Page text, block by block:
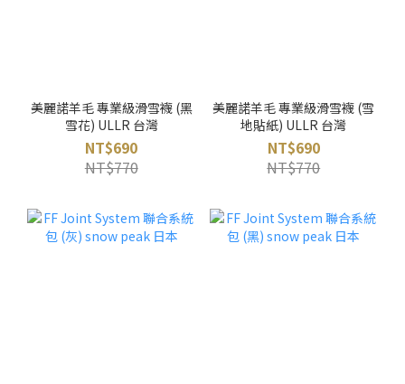
美麗諾羊毛 專業級滑雪襪 (黑
雪花) ULLR 台灣
NT$690
NT$770
美麗諾羊毛 專業級滑雪襪 (雪
地貼紙) ULLR 台灣
NT$690
NT$770